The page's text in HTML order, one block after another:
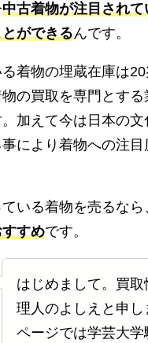
中古着物が注目され
ができるんです。
着物の埋蔵在庫は
の買取を専門とす
加えて今は日本の文
により着物への注目
いる着物を売るなら
すめです。
はじめまして。買取
理人のよしえと申
ページでは学芸大